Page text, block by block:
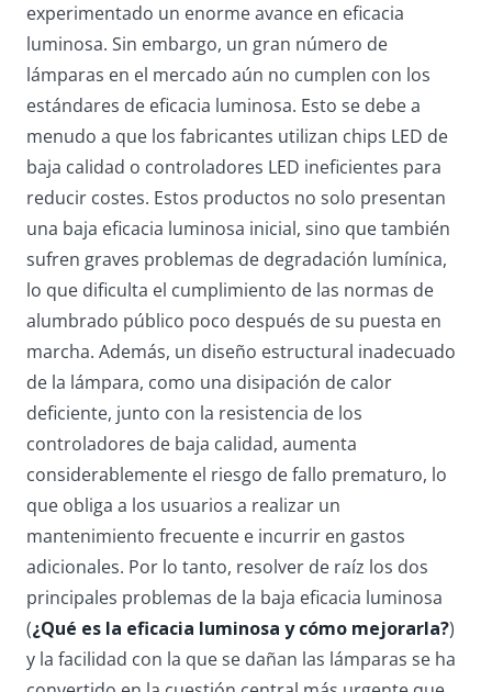
experimentado un enorme avance en eficacia
luminosa. Sin embargo, un gran número de
lámparas en el mercado aún no cumplen con los
estándares de eficacia luminosa. Esto se debe a
menudo a que los fabricantes utilizan chips LED de
baja calidad o controladores LED ineficientes para
reducir costes. Estos productos no solo presentan
una baja eficacia luminosa inicial, sino que también
sufren graves problemas de degradación lumínica,
lo que dificulta el cumplimiento de las normas de
alumbrado público poco después de su puesta en
marcha. Además, un diseño estructural inadecuado
de la lámpara, como una disipación de calor
deficiente, junto con la resistencia de los
controladores de baja calidad, aumenta
considerablemente el riesgo de fallo prematuro, lo
que obliga a los usuarios a realizar un
mantenimiento frecuente e incurrir en gastos
adicionales. Por lo tanto, resolver de raíz los dos
principales problemas de la baja eficacia luminosa
(¿Qué es la eficacia luminosa y cómo mejorarla?)
y la facilidad con la que se dañan las lámparas se ha